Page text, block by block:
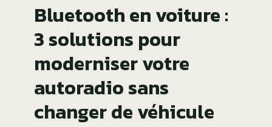
Bluetooth en voiture :
3 solutions pour
moderniser votre
autoradio sans
changer de véhicule